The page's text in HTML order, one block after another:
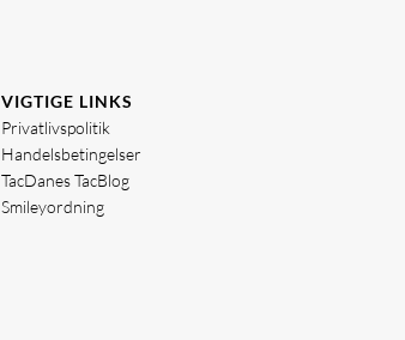
VIGTIGE LINKS
Privatlivspolitik
Handelsbetingelser
TacDanes TacBlog
Smileyordning